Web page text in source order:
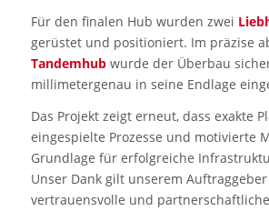
Für den finalen Hub wurden zwei
gerüstet und positioniert. Im präzise
Tandemhubwurde der Überbau
millimetergenau in seine Endlage
Das Projekt zeigt erneut, dass exakte
eingespielte Prozesse und motivierte
Grundlage für erfolgreiche
Unser Dank gilt unserem
vertrauensvolle und partnerschaftliche